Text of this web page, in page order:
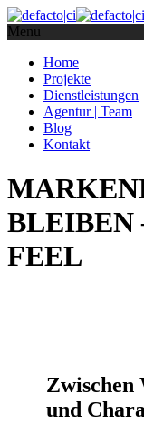
Menu
Home
Projekte
Dienstleistungen
Agentur | Team
Blog
Kontakt
BLEIBEN
FEEL
und